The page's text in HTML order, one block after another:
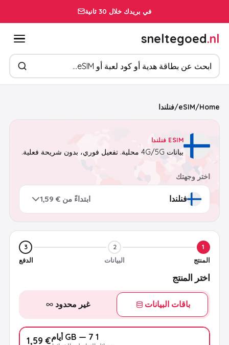
في بريدك خلال 30 ثانية
sneltegoed.nl
ابحث عن المنتجات
Home
/
eSIM
/فنلندا
ESIM فنلندا
بيانات 4G/5G محلية. تفعيل فوري، بدون شريحة فعلية.
اختر وجهتك
ابتداءً من € 1,59
1
المنتج
2
البيانات
3
الدفع
اختر المنتج
باقات البيانات غير محدود
1 GB — 7 أيام € 1,59